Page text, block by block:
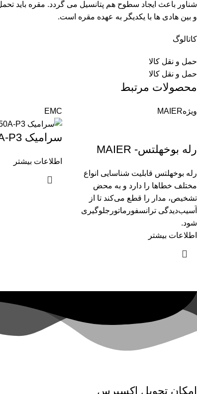
شناور باعث ایجاد سطوح هم پتانسیل می گردد. مقره باید
و بین هادی ها با یکدیگر به عهده مقره است.
کاتالوگ
حمل و نقل کالا
حمل و نقل کالا
محصولات مرتبط
ویژهMAIER
رله بوخهلتس- MAIER
رله بوخهلتس قابلیت شناسایی انواع
مختلف خطا‌ها را دارد و به محض
تشخیص، مدار را قطع می‌کند تا از
آسیب‌دیدگی ترانسفورماتورجلوگیری
شود.
اطلاعات بیشتر
EMC
سرامیک 24KV-250A-P3
اطلاعات بیشتر
امکان تحویل اکسپرس